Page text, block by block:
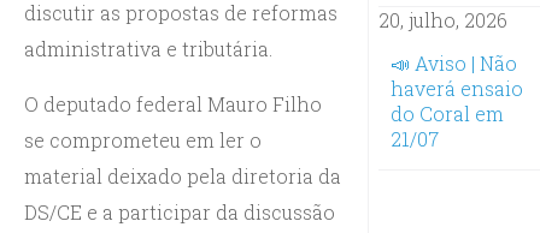
discutir as propostas de reformas
administrativa e tributária.
O deputado federal Mauro Filho
se comprometeu em ler o
material deixado pela diretoria da
DS/CE e a participar da discussão
20, julho, 2026
📣 Aviso | Não
haverá ensaio
do Coral em
21/07